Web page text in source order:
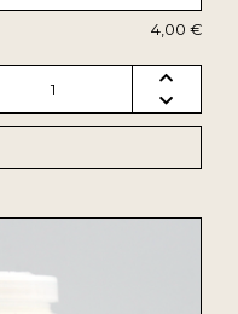
4,00 €
1